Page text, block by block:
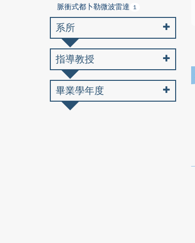
脈衝式都卜勒微波雷達 1
系所
指導教授
畢業學年度